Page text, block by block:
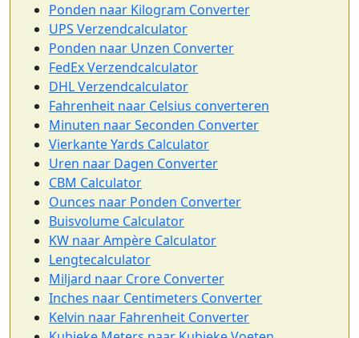
Ponden naar Kilogram Converter
UPS Verzendcalculator
Ponden naar Unzen Converter
FedEx Verzendcalculator
DHL Verzendcalculator
Fahrenheit naar Celsius converteren
Minuten naar Seconden Converter
Vierkante Yards Calculator
Uren naar Dagen Converter
CBM Calculator
Ounces naar Ponden Converter
Buisvolume Calculator
KW naar Ampère Calculator
Lengtecalculator
Miljard naar Crore Converter
Inches naar Centimeters Converter
Kelvin naar Fahrenheit Converter